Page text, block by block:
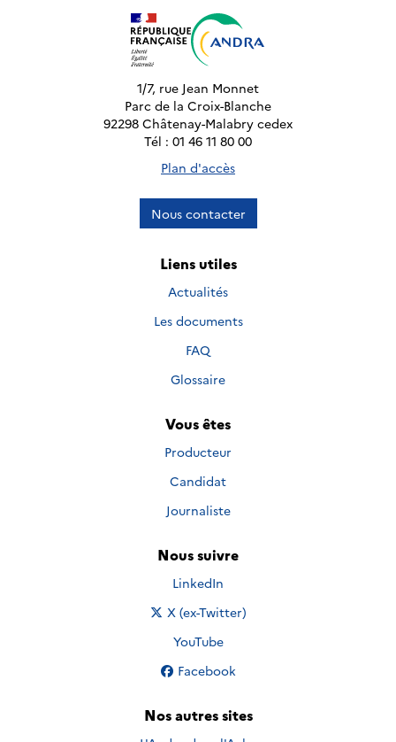
1/7, rue Jean Monnet
Parc de la Croix-Blanche
92298 Châtenay-Malabry cedex
Tél : 01 46 11 80 00
Plan d'accès
Nous contacter
Liens utiles
Actualités
Les documents
FAQ
Glossaire
Vous êtes
Producteur
Candidat
Journaliste
Nous suivre
Nous suivre sur
LinkedIn
Nous suivre sur
X (ex-Twitter)
Nous suivre sur
YouTube
Nous suivre sur
Facebook
Nos autres sites